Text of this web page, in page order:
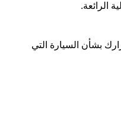
الرائعة.
بشأن السيارة التي